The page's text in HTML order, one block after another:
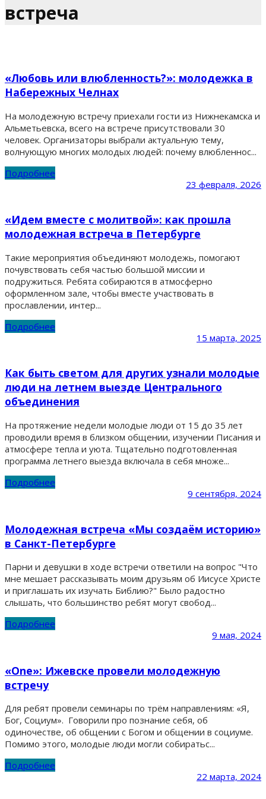
встреча
«Любовь или влюбленность?»: молодежка в
Набережных Челнах
На молодежную встречу приехали гости из Нижнекамска и
Альметьевска, всего на встрече присутствовали 30
человек. Организаторы выбрали актуальную тему,
волнующую многих молодых людей: почему влюбленнос...
Подробнее
23 февраля, 2026
«Идем вместе с молитвой»: как прошла
молодежная встреча в Петербурге
Такие мероприятия объединяют молодежь, помогают
почувствовать себя частью большой миссии и
подружиться. Ребята собираются в атмосферно
оформленном зале, чтобы вместе участвовать в
прославлении, интер...
Подробнее
15 марта, 2025
Как быть светом для других узнали молодые
люди на летнем выезде Центрального
объединения
На протяжение недели молодые люди от 15 до 35 лет
проводили время в близком общении, изучении Писания и
атмосфере тепла и уюта. Тщательно подготовленная
программа летнего выезда включала в себя множе...
Подробнее
9 сентября, 2024
Молодежная встреча «Мы создаём историю»
в Санкт-Петербурге
Парни и девушки в ходе встречи ответили на вопрос "Что
мне мешает рассказывать моим друзьям об Иисусе Христе
и приглашать их изучать Библию?" Было радостно
слышать, что большинство ребят могут свобод...
Подробнее
9 мая, 2024
«One»: Ижевске провели молодежную
встречу
Для ребят провели семинары по трём направлениям: «Я,
Бог, Социум». Говорили про познание себя, об
одиночестве, об общении с Богом и общении в социуме.
Помимо этого, молодые люди могли собиратьс...
Подробнее
22 марта, 2024